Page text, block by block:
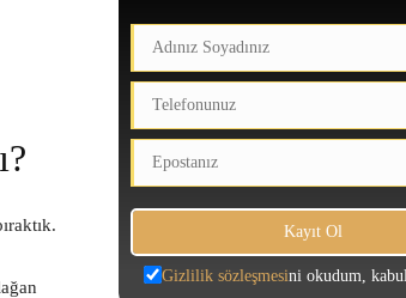
Gizlilik sözleşmesini okudum,